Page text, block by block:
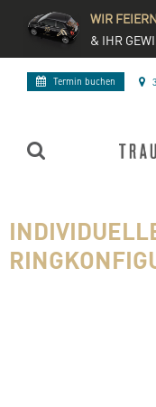
WIR
& IHR
Termin buchen